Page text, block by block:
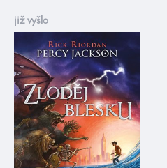
již vyšlo